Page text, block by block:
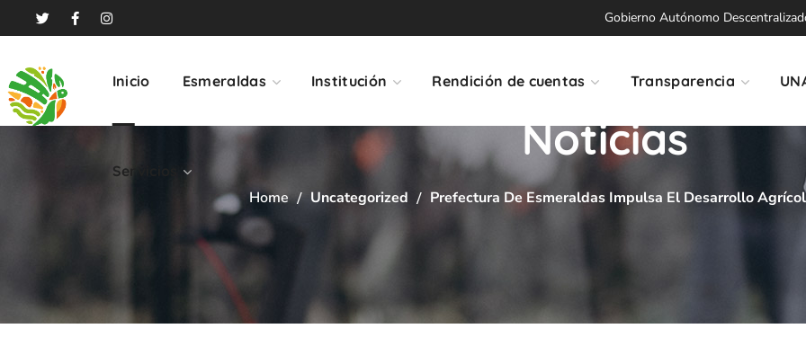
Gobierno Autónomo
Inicio Esmeraldas Institución Rendición de cuentas Transparencia
Servicios
Noticias
Home Uncategorized Prefectura De Esmeraldas Impulsa El Desarrollo